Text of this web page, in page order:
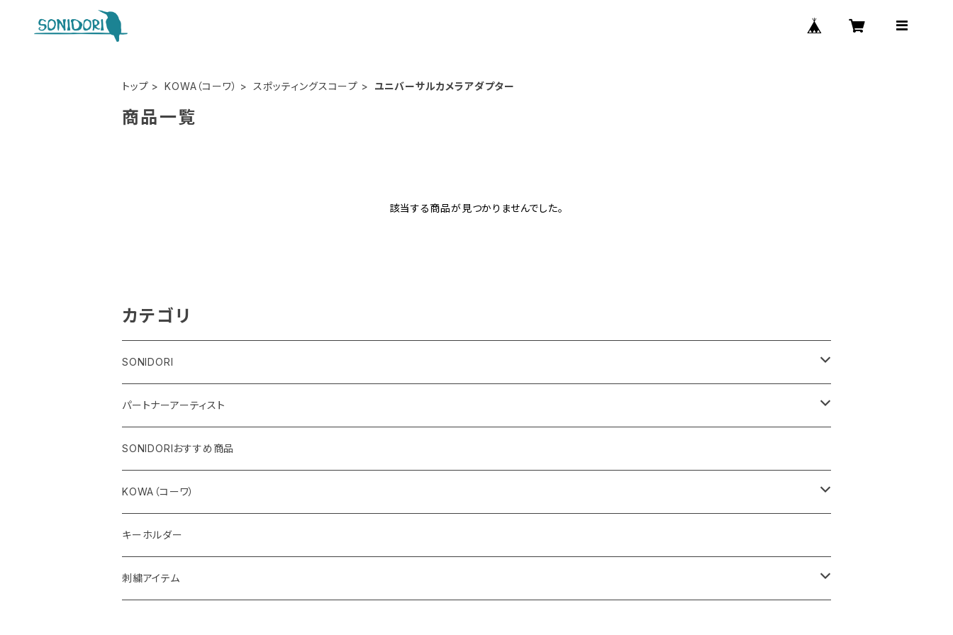
トップ KOWA（コーワ） スポッティングスコープ ユニバーサルカメラアダプター
商品一覧
該当する商品が見つかりませんでした。
カテゴリ
SONIDORI
カメラ関連用品
フィールドグッズ
アクセサリー
パートナーアーティスト
ドミニク・フォンデ
ガラスアート
絵画
URIJI工房
ブローチ
しおり
伊関文隆氏
野鳥風景写真家 髙城 芳治
SONIDORIおすすめ商品
KOWA（コーワ）
スポッティングスコープ
アイピース
双眼鏡
キーホルダー
刺繍アイテム